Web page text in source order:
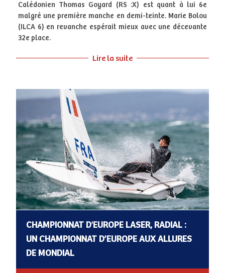
Calédonien Thomas Goyard (RS :X) est quant à lui 6e
malgré une première manche en demi-teinte. Marie Bolou
(ILCA 6) en revanche espérait mieux avec une décevante
32e place.
Lire la suite
CHAMPIONNAT D'EUROPE LASER, RADIAL :
UN CHAMPIONNAT D’EUROPE AUX ALLURES
DE MONDIAL